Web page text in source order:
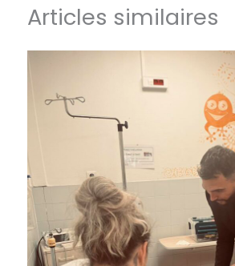
Articles similaires